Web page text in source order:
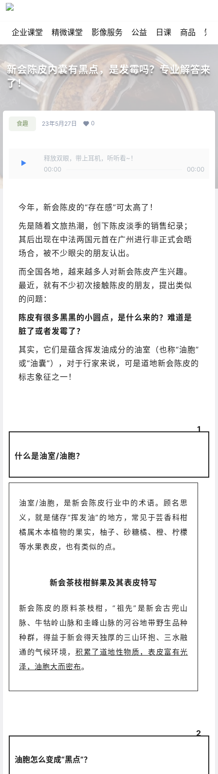
企业课堂 精微课堂 影像服务 公益 日课 商品 知
新会陈皮内囊有黑点，是发霉吗？专业解答来
了！
食趣 23年5月27日 0
释放双眼，带上耳机，听听看~！
00:00
00:00
今年，新会陈皮的“存在感”可太高了！
先是随着文旅热潮，创下陈皮淡季的销售纪录；
其后出现在中法两国元首在广州进行非正式会晤
场合，被不少眼尖的朋友认出。
而全国各地，越来越多人对新会陈皮产生兴趣。
最近，就有不少初次接触陈皮的朋友，提出类似
的问题：
陈皮有很多黑黑的小圆点，是什么来的？难道是
脏了或者发霉了？
其实，它们是蕴含挥发油成分的油室（也称“油胞”
或“油囊”），对于行家来说，可是道地新会陈皮的
标志象征之一！
1
什么是油室/油胞？
油室/油胞，是新会陈皮行业中的术语。顾名思
义，就是储存“挥发油”的地方，常见于芸香科柑
橘属木本植物的果实，柚子、砂糖橘、橙、柠檬
等水果表皮，也有类似的点。
新会茶枝柑鲜果及其表皮特写
新会陈皮的原料茶枝柑，“祖先”是新会古兜山
脉、牛牯岭山脉和圭峰山脉的河谷地带野生品种
种群，得益于新会得天独厚的三山环抱、三水融
通的气候环境， 积累了道地性物质，表皮富有光
泽，油胞大而密布。
2
油胞怎么变成“黑点”？